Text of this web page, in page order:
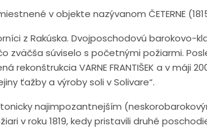
v objekte nazývanom ČETERNE
z Rakúska. Dvojposchodovú barokovo-
súviselo s početnými požiarmi.
rekonštrukcia VARNE FRANTIŠEK a v máji
ťažby a výroby soli v Solivare“.
najimpozantnejším
v roku 1819, kedy pristavili druhé